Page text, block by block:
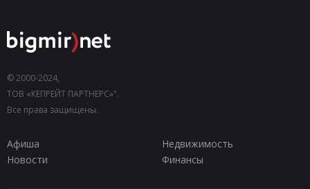
© 2000-2024,
ТОВ «КЕПРЕЙТ ПАРТНЕРС»".
Все права защищены.
Афиша
Недвижимость
Новости
Финансы